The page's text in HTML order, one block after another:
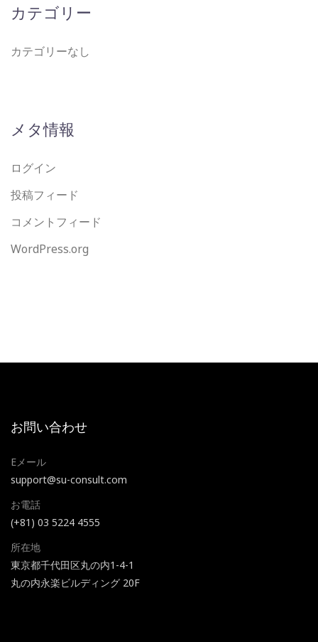
カテゴリー
カテゴリーなし
メタ情報
ログイン
投稿フィード
コメントフィード
WordPress.org
お問い合わせ
Eメール
support@su-consult.com
お電話
(+81) 03 5224 4555
所在地
東京都千代田区丸の内1-4-1
丸の内永楽ビルディング 20F